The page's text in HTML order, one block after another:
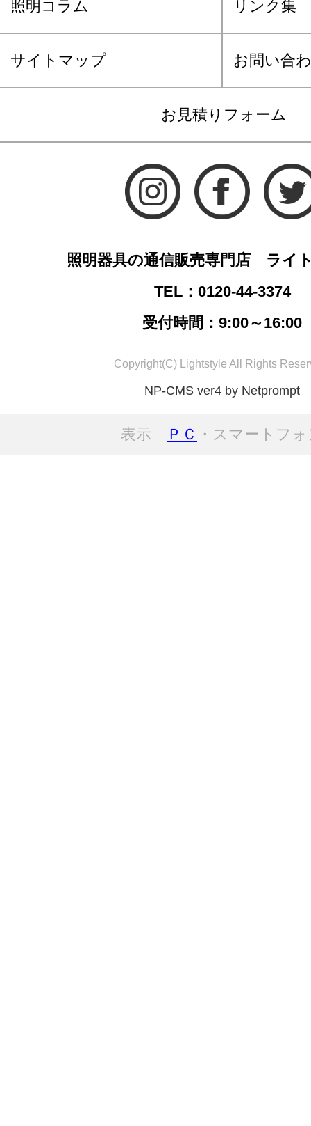
照明コラム リンク集
サイトマップ お問い合
お見積りフォーム
照明器具の通信販売専門店 ライ
TEL：0120-44-3374
受付時間：9:00～16:00
Copyright(C) Lightstyle All Rights
NP-CMS ver4 by Netprompt
表示 ＰＣ ・スマートフ